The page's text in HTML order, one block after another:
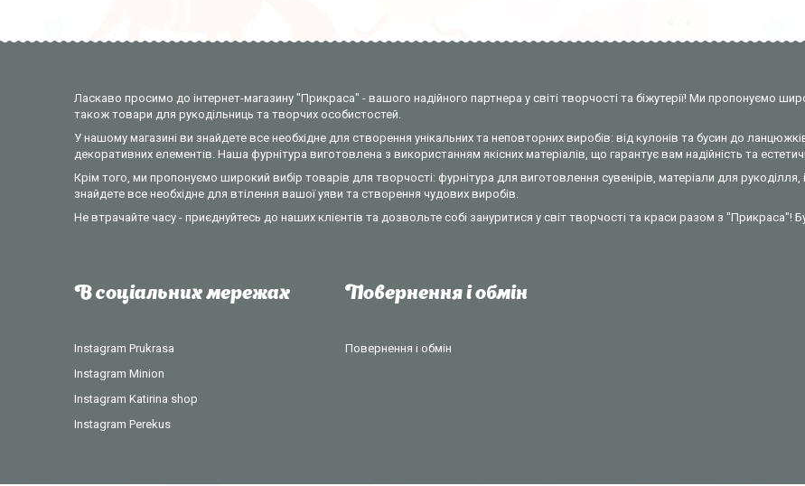
Ласкаво просимо до інтернет-магазину "Прикраса" - вашого надійного партнера у світі творчості та біжутерії! Ми пропонуємо
також товари для рукодільниць та творчих особистостей.
У нашому магазині ви знайдете все необхідне для створення унікальних та неповторних виробів: від кулонів та бусин до
декоративних елементів. Наша фурнітура виготовлена з використанням якісних матеріалів, що гарантує вам надійність та
Крім того, ми пропонуємо широкий вибір товарів для творчості: фурнітура для виготовлення сувенірів, матеріали для
знайдете все необхідне для втілення вашої уяви та створення чудових виробів.
Не втрачайте часу - приєднуйтесь до наших клієнтів та дозвольте собі зануритися у світ творчості та краси разом з "Прикраса"!
В соціальних мережах
Instagram Prukrasa
Instagram Minion
Instagram Katirina shop
Instagram Perekus
Повернення і обмін
Повернення і обмін